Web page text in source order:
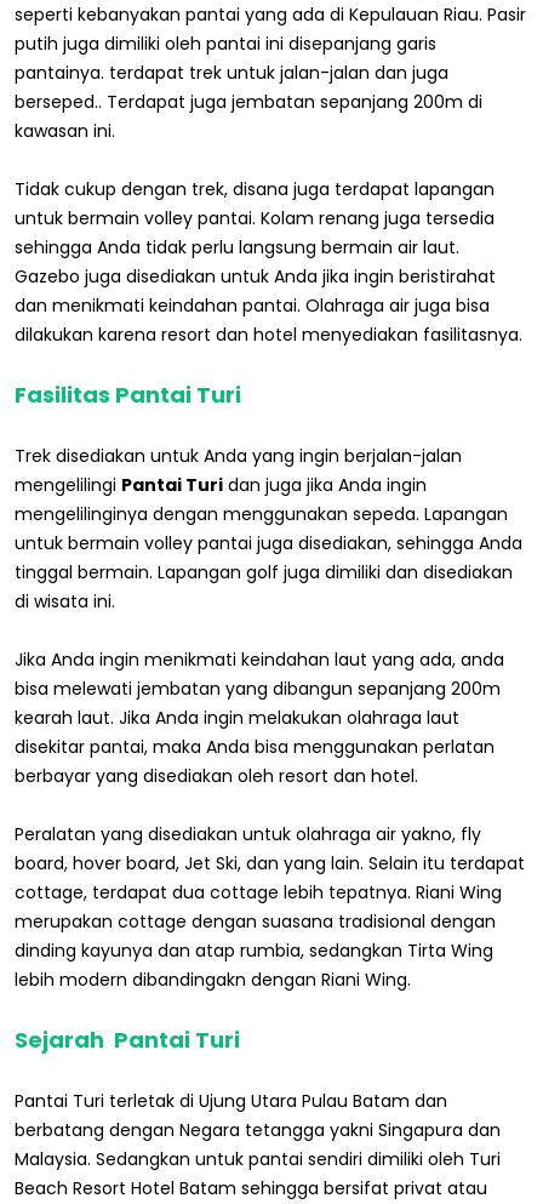
seperti kebanyakan pantai yang ada di Kepulauan Riau. Pasir
putih juga dimiliki oleh pantai ini disepanjang garis
pantainya. terdapat trek untuk jalan-jalan dan juga
berseped.. Terdapat juga jembatan sepanjang 200m di
kawasan ini.
Tidak cukup dengan trek, disana juga terdapat lapangan
untuk bermain volley pantai. Kolam renang juga tersedia
sehingga Anda tidak perlu langsung bermain air laut.
Gazebo juga disediakan untuk Anda jika ingin beristirahat
dan menikmati keindahan pantai. Olahraga air juga bisa
dilakukan karena resort dan hotel menyediakan fasilitasnya.
Fasilitas Pantai Turi
Trek disediakan untuk Anda yang ingin berjalan-jalan
mengelilingi Pantai Turi dan juga jika Anda ingin
mengelilinginya dengan menggunakan sepeda. Lapangan
untuk bermain volley pantai juga disediakan, sehingga Anda
tinggal bermain. Lapangan golf juga dimiliki dan disediakan
di wisata ini.
Jika Anda ingin menikmati keindahan laut yang ada, anda
bisa melewati jembatan yang dibangun sepanjang 200m
kearah laut. Jika Anda ingin melakukan olahraga laut
disekitar pantai, maka Anda bisa menggunakan perlatan
berbayar yang disediakan oleh resort dan hotel.
Peralatan yang disediakan untuk olahraga air yakno, fly
board, hover board, Jet Ski, dan yang lain. Selain itu terdapat
cottage, terdapat dua cottage lebih tepatnya. Riani Wing
merupakan cottage dengan suasana tradisional dengan
dinding kayunya dan atap rumbia, sedangkan Tirta Wing
lebih modern dibandingakn dengan Riani Wing.
Sejarah Pantai Turi
Pantai Turi terletak di Ujung Utara Pulau Batam dan
berbatang dengan Negara tetangga yakni Singapura dan
Malaysia. Sedangkan untuk pantai sendiri dimiliki oleh Turi
Beach Resort Hotel Batam sehingga bersifat privat atau